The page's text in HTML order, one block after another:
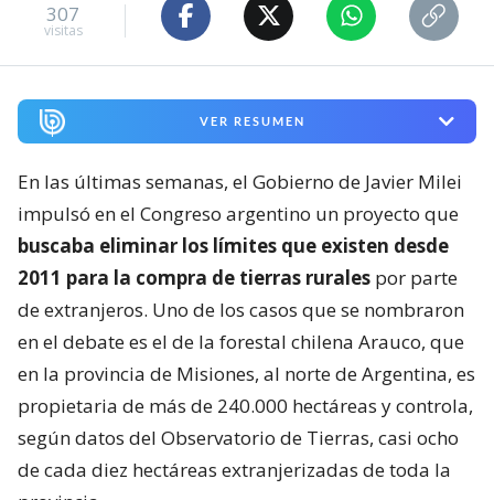
307
visitas
VER RESUMEN
En las últimas semanas, el Gobierno de Javier Milei
impulsó en el Congreso argentino un proyecto que
buscaba eliminar los límites que existen desde
2011 para la compra de tierras rurales por parte
de extranjeros. Uno de los casos que se nombraron
en el debate es el de la forestal chilena Arauco, que
en la provincia de Misiones, al norte de Argentina, es
propietaria de más de 240.000 hectáreas y controla,
según datos del Observatorio de Tierras, casi ocho
de cada diez hectáreas extranjerizadas de toda la